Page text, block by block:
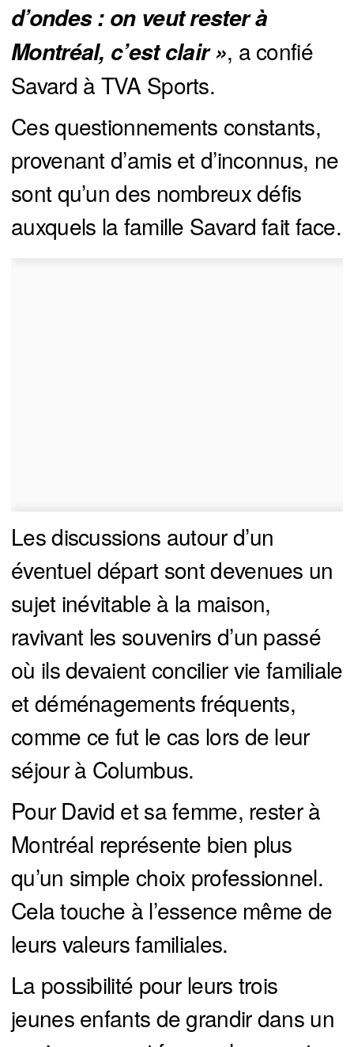
d’ondes : on veut rester à
Montréal, c’est clair », a confié
Savard à TVA Sports.
Ces questionnements constants,
provenant d’amis et d’inconnus, ne
sont qu’un des nombreux défis
auxquels la famille Savard fait face.
Les discussions autour d’un
éventuel départ sont devenues un
sujet inévitable à la maison,
ravivant les souvenirs d’un passé
où ils devaient concilier vie familiale
et déménagements fréquents,
comme ce fut le cas lors de leur
séjour à Columbus.
Pour David et sa femme, rester à
Montréal représente bien plus
qu’un simple choix professionnel.
Cela touche à l’essence même de
leurs valeurs familiales.
La possibilité pour leurs trois
jeunes enfants de grandir dans un